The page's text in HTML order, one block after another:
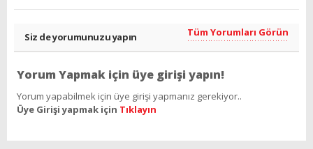
Siz de yorumunuzu yapın Tüm Yorumları Görün
Yorum Yapmak için üye girişi yapın!
Yorum yapabilmek için üye girişi yapmanız gerekiyor..
Üye Girişi yapmak için Tıklayın